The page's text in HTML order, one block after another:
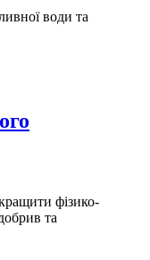
води та
фізико-
та